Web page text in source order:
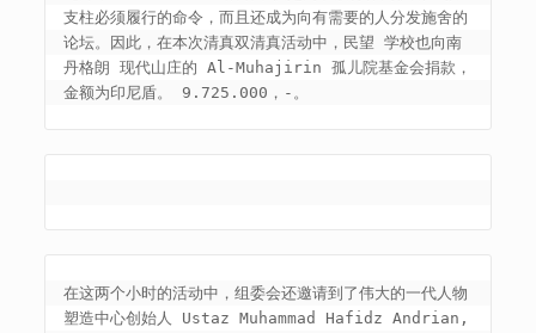
支柱必须履行的命令，而且还成为向有需要的人分发施舍的
论坛。因此，在本次清真双清真活动中，民望 学校也向南
丹格朗 现代山庄的 Al-Muhajirin 孤儿院基金会捐款，
金额为印尼盾。 9.725.000，-。
在这两个小时的活动中，组委会还邀请到了伟大的一代人物
塑造中心创始人 Ustaz Muhammad Hafidz Andrian,